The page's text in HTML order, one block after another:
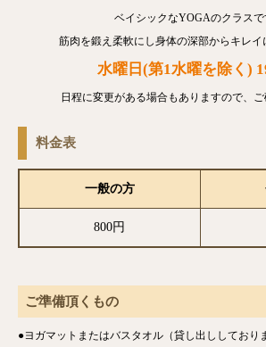
ベイシックなYOGAのクラスで
筋肉を鍛え柔軟にし身体の深部からキレイ
水曜日(第1水曜を除く)
日程に変更がある場合もありますので、ご
料金表
一般の方
800円
ご準備頂くもの
●ヨガマットまたはバスタオル（貸し出ししており